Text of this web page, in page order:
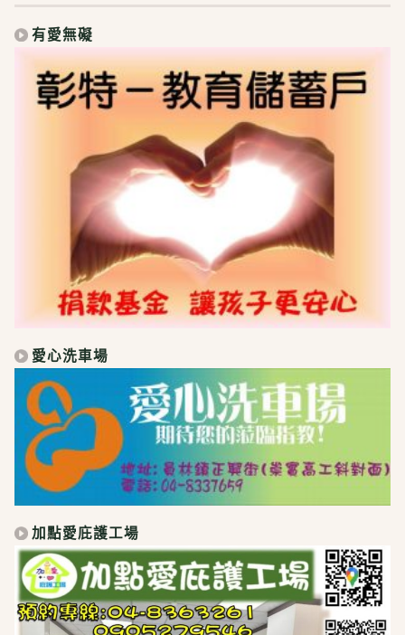
有愛無礙
愛心洗車場
加點愛庇護工場